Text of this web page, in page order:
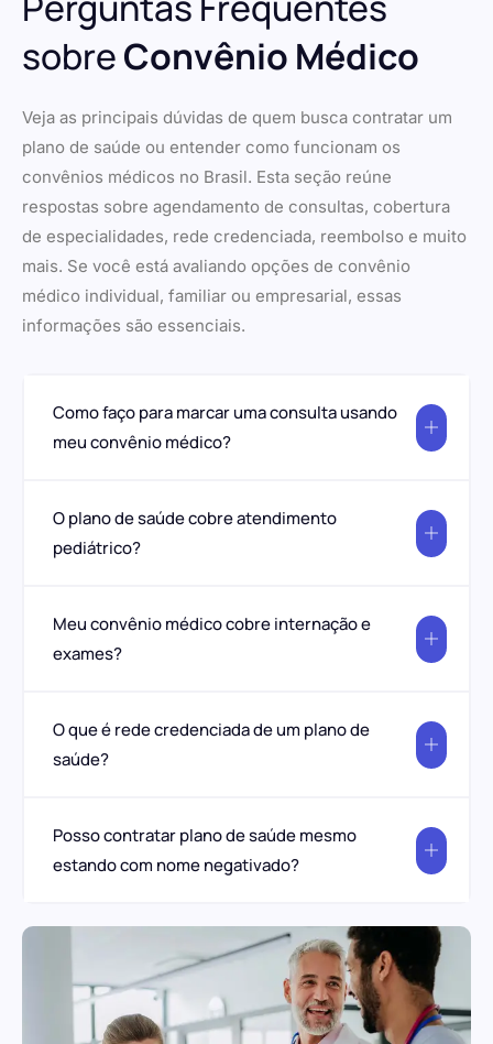
sobreConvênio Médico
Veja as principais dúvidas de quem busca contratar um
plano de saúde ou entender como funcionam os
convênios médicos no Brasil. Esta seção reúne
respostas sobre agendamento de consultas, cobertura
de especialidades, rede credenciada, reembolso e muito
mais. Se você está avaliando opções de convênio
médico individual, familiar ou empresarial, essas
informações são essenciais.
Como faço para marcar uma consulta usando
meu convênio médico?
O plano de saúde cobre atendimento
pediátrico?
Meu convênio médico cobre internação e
exames?
O que é rede credenciada de um plano de
saúde?
Posso contratar plano de saúde mesmo
estando com nome negativado?